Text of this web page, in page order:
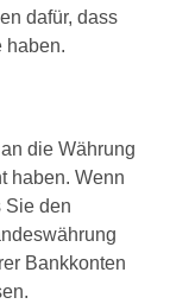
dafür, dass
haben.
die Währung
haben. Wenn
Sie den
Bankkonten